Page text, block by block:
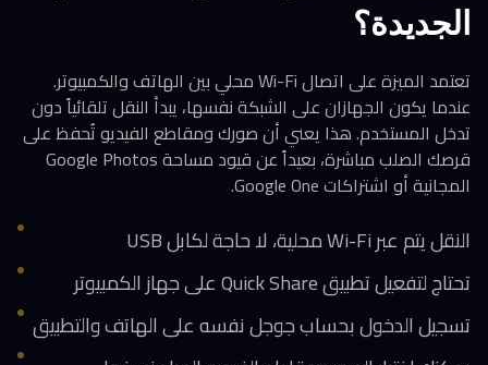
الجديدة؟
تعتمد الميزة على اتصال Wi-Fi محلي بين الهاتف والكمبيوتر.
عندما يكون الجهازان على الشبكة نفسها، يبدأ النقل تلقائياً دون
تدخل المستخدم. هذا يعني أن صورك ومقاطع الفيديو تُحفظ على
قرصك الصلب مباشرة، بعيداً عن قيود مساحة Google Photos
المجانية أو اشتراكات Google One.
النقل يتم عبر Wi-Fi محلية، لا حاجة لكابل USB
تحتاج لتفعيل تطبيق Quick Share على جهاز الكمبيوتر
تسجيل الدخول بحساب جوجل نفسه على الهاتف والتطبيق